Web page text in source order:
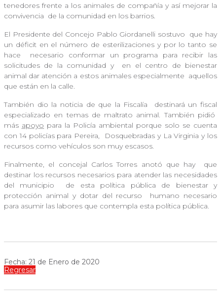
tenedores frente a los animales de compañía y así mejorar la
convivencia de la comunidad en los barrios.
El Presidente del Concejo Pablo Giordanelli sostuvo
que hay
un déficit en el número de esterilizaciones y por lo tanto se
hace
necesario conformar un programa para recibir las
solicitudes de la comunidad y
en el centro de bienestar
animal dar atención a estos animales especialmente aquellos
que están en la calle.
También dio la noticia de que la Fiscalía
destinará un fiscal
especializado en temas de maltrato animal. También pidió
más apoyo para la Policía ambiental porque solo se cuenta
con 14 policías para Pereira,
Dosquebradas y La Virginia y los
recursos como vehículos son muy escasos.
Finalmente, el concejal Carlos Torres anotó que hay
que
destinar los recursos necesarios para atender las necesidades
del municipio
de esta política pública de bienestar y
protección animal y dotar del recurso
humano necesario
para asumir las labores que contempla esta política pública.
Fecha: 21 de Enero de 2020
Regresar